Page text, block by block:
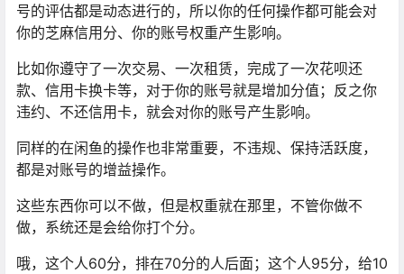
号的评估都是动态进行的，所以你的任何操作都可能会对
你的芝麻信用分、你的账号权重产生影响。
比如你遵守了一次交易、一次租赁，完成了一次花呗还
款、信用卡换卡等，对于你的账号就是增加分值；反之你
违约、不还信用卡，就会对你的账号产生影响。
同样的在闲鱼的操作也非常重要，不违规、保持活跃度，
都是对账号的增益操作。
这些东西你可以不做，但是权重就在那里，不管你做不
做，系统还是会给你打个分。
哦，这个人60分，排在70分的人后面；这个人95分，给10